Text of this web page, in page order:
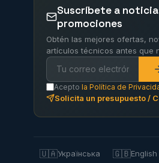
Suscríbete a
promociones
Obtén las mejores ofertas,
artículos técnicos antes que
Acepto la Política de
Solicita un presupuesto /
🇺🇦Українська 🇬🇧English